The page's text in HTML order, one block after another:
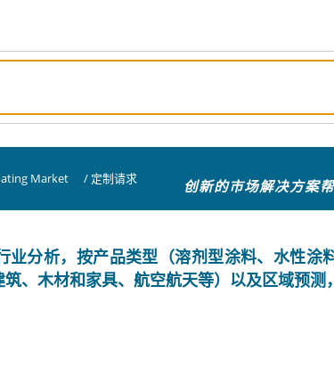
Market / 定制请求 创新的市场解决方案
业分析，按产品类型（溶剂型涂料、水性涂
、木材和家具、航空航天等）以及区域预测